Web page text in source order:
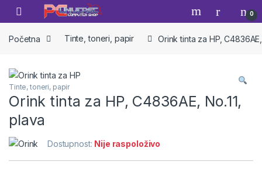
Skip to navigation
Skip to content
Open 0
Početna Tinte, toneri, papir Orink tinta za HP,
Tinte, toneri, papir
Orink tinta za HP, C4836AE, No.11,
plava
Dostupnost: Nije raspoloživo